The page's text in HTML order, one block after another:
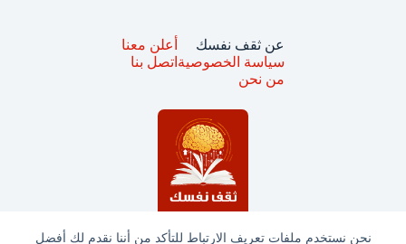
نحن نستخدم ملفات تعريف الارتباط للتأكد من أننا نقدم لك أفضل
عن ثقف نفسك
سياسة الخصوصية
من نحن
أعلن معنا
اتصل بنا